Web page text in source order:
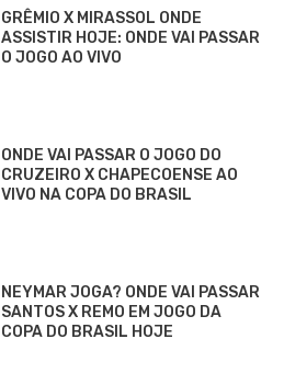
GRÊMIO X MIRASSOL ONDE
ASSISTIR HOJE: ONDE VAI PASSAR
O JOGO AO VIVO
ONDE VAI PASSAR O JOGO DO
CRUZEIRO X CHAPECOENSE AO
VIVO NA COPA DO BRASIL
NEYMAR JOGA? ONDE VAI PASSAR
SANTOS X REMO EM JOGO DA
COPA DO BRASIL HOJE